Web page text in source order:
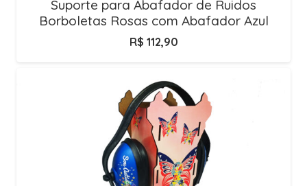
Suporte para Abafador de Ruidos
Borboletas Rosas com Abafador Azul
R$ 112,90